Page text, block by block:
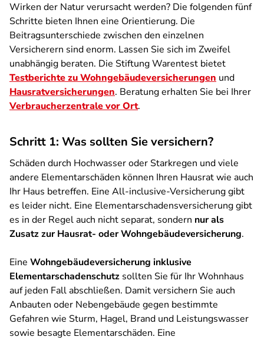
Wirken der Natur verursacht werden? Die folgenden fünf
Schritte bieten Ihnen eine Orientierung. Die
Beitragsunterschiede zwischen den einzelnen
Versicherern sind enorm. Lassen Sie sich im Zweifel
unabhängig beraten. Die Stiftung Warentest bietet
Testberichte zu Wohngebäudeversicherungen und
Hausratversicherungen. Beratung erhalten Sie bei Ihrer
Verbraucherzentrale vor Ort.
Schritt 1: Was sollten Sie versichern?
Schäden durch Hochwasser oder Starkregen und viele
andere Elementarschäden können Ihren Hausrat wie auch
Ihr Haus betreffen. Eine All-inclusive-Versicherung gibt
es leider nicht. Eine Elementarschadensversicherung gibt
es in der Regel auch nicht separat, sondern nur als
Zusatz zur Hausrat- oder Wohngebäudeversicherung.
Eine Wohngebäudeversicherung inklusive
Elementarschadenschutz sollten Sie für Ihr Wohnhaus
auf jeden Fall abschließen. Damit versichern Sie auch
Anbauten oder Nebengebäude gegen bestimmte
Gefahren wie Sturm, Hagel, Brand und Leistungswasser
sowie besagte Elementarschäden. Eine